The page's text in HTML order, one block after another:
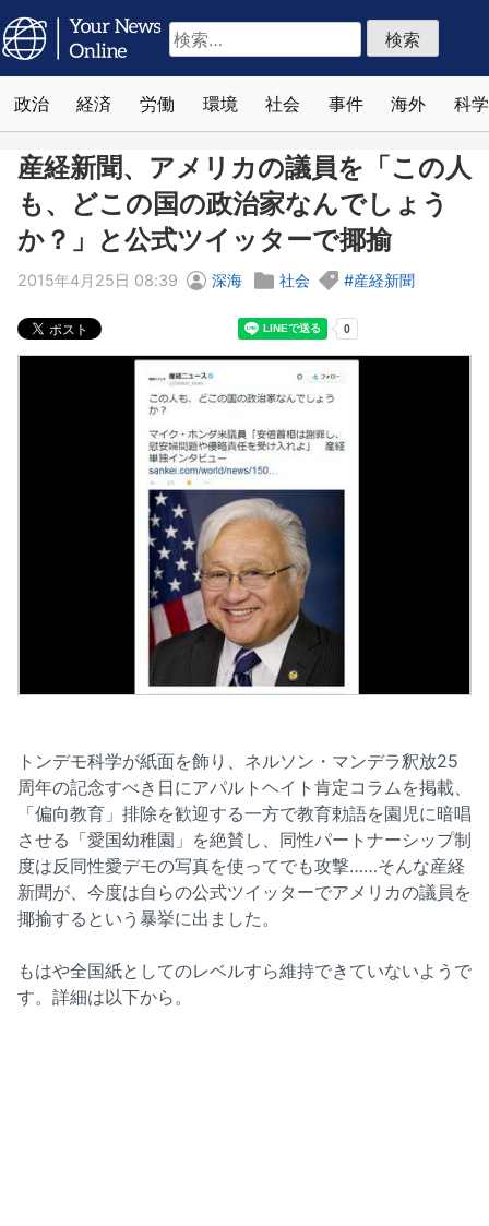
検
索:
政治 経済 労働 環境 社会 事件 海外 科学
産経新聞、アメリカの議員を「この人
も、どこの国の政治家なんでしょう
か？」と公式ツイッターで揶揄
2015年4月25日 08:39 深海 社会 産経新聞
トンデモ科学が紙面を飾り、ネルソン・マンデラ釈放25
周年の記念すべき日にアパルトヘイト肯定コラムを掲載、
「偏向教育」排除を歓迎する一方で教育勅語を園児に暗唱
させる「愛国幼稚園」を絶賛し、同性パートナーシップ制
度は反同性愛デモの写真を使ってでも攻撃……そんな産経
新聞が、今度は自らの公式ツイッターでアメリカの議員を
揶揄するという暴挙に出ました。
もはや全国紙としてのレベルすら維持できていないようで
す。詳細は以下から。